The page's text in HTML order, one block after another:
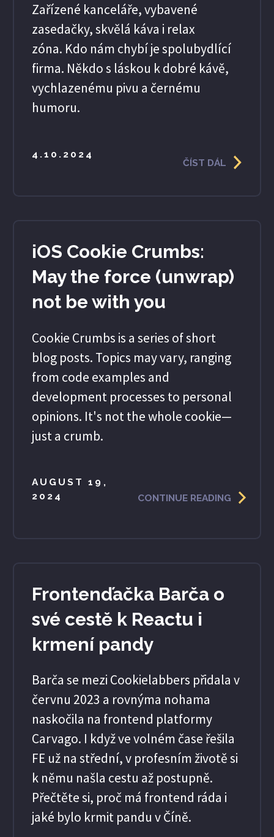
Zařízené kanceláře, vybavené
zasedačky, skvělá káva i relax
zóna. Kdo nám chybí je spolubydlící
firma. Někdo s láskou k dobré kávě,
vychlazenému pivu a černému
humoru.
4.10.2024
ČÍST DÁL
iOS Cookie Crumbs:
May the force (unwrap)
not be with you
Cookie Crumbs is a series of short
blog posts. Topics may vary, ranging
from code examples and
development processes to personal
opinions. It's not the whole cookie—
just a crumb.
AUGUST 19,
2024
CONTINUE READING
Frontenďačka Barča o
své cestě k Reactu i
krmení pandy
Barča se mezi Cookielabbers přidala v
červnu 2023 a rovnýma nohama
naskočila na frontend platformy
Carvago. I když ve volném čase řešila
FE už na střední, v profesním životě si
k němu našla cestu až postupně.
Přečtěte si, proč má frontend ráda i
jaké bylo krmit pandu v Číně.